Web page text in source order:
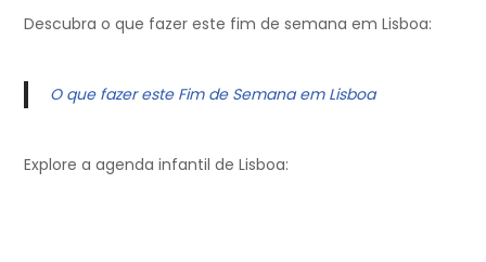
Descubra o que fazer este fim de semana em Lisboa:
O que fazer este Fim de Semana em Lisboa
Explore a agenda infantil de Lisboa: